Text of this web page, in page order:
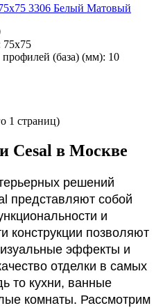
3306 Белый Матовый
75х75
(база) (мм): 10
1 страниц)
Cesal в Москве
решений
представляют собой
и
конструкции позволяют
эффекты и
отделки в самых
то кухни, ванные
комнаты. Рассмотрим